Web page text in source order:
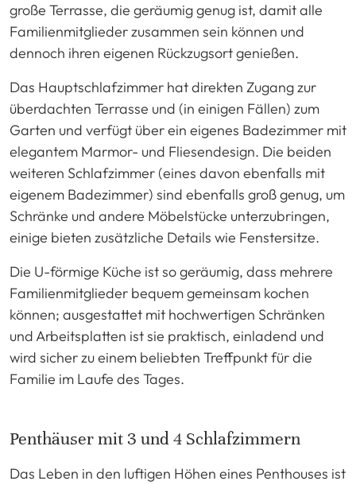
große Terrasse, die geräumig genug ist, damit alle
Familienmitglieder zusammen sein können und
dennoch ihren eigenen Rückzugsort genießen.
Das Hauptschlafzimmer hat direkten Zugang zur
überdachten Terrasse und (in einigen Fällen) zum
Garten und verfügt über ein eigenes Badezimmer mit
elegantem Marmor- und Fliesendesign. Die beiden
weiteren Schlafzimmer (eines davon ebenfalls mit
eigenem Badezimmer) sind ebenfalls groß genug, um
Schränke und andere Möbelstücke unterzubringen,
einige bieten zusätzliche Details wie Fenstersitze.
Die U-förmige Küche ist so geräumig, dass mehrere
Familienmitglieder bequem gemeinsam kochen
können; ausgestattet mit hochwertigen Schränken
und Arbeitsplatten ist sie praktisch, einladend und
wird sicher zu einem beliebten Treffpunkt für die
Familie im Laufe des Tages.
Penthäuser mit 3 und 4 Schlafzimmern
Das Leben in den luftigen Höhen eines Penthouses ist